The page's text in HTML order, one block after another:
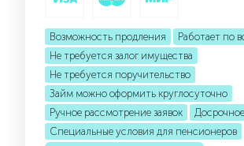
Возможность продления
Работает по
Не требуется залог имущества
Не требуется поручительство
Займ можно оформить круглосуточно
Ручное рассмотрение заявок
Специальные условия для пенсионеров